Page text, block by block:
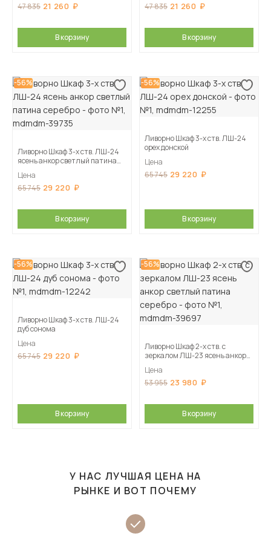
47 835 21 260
В корзину
47 835 21 260
В корзину
-56%
Ливорно Шкаф 3-х ств. ЛШ-24
ясень анкор светлый патина
Цена
65 745 29 220
В корзину
-56%
Ливорно Шкаф 3-х ств. ЛШ-24
орех донской
Цена
65 745 29 220
В корзину
-56%
Ливорно Шкаф 3-х ств. ЛШ-24
дуб сонома
Цена
65 745 29 220
В корзину
-56%
Ливорно Шкаф 2-х ств. с
зеркалом ЛШ-23 ясень анкор
Цена
53 955 23 980
В корзину
У НАС ЛУЧШАЯ ЦЕНА НА
РЫНКЕ И ВОТ ПОЧЕМУ